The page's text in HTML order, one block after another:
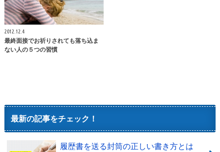
2012.12.4
最終面接でお祈りされても落ち込ま
ない人の５つの習慣
最新の記事をチェック！
履歴書を送る封筒の正しい書き方とは